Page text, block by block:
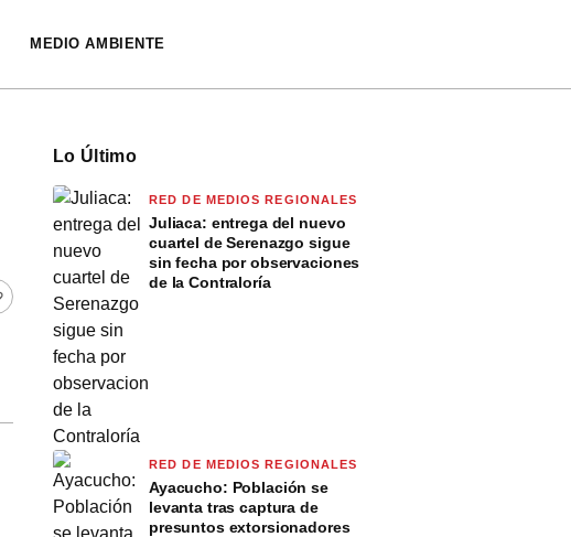
MEDIO AMBIENTE
Lo Último
RED DE MEDIOS REGIONALES
Juliaca: entrega del nuevo
cuartel de Serenazgo sigue
sin fecha por observaciones
de la Contraloría
RED DE MEDIOS REGIONALES
Ayacucho: Población se
levanta tras captura de
presuntos extorsionadores